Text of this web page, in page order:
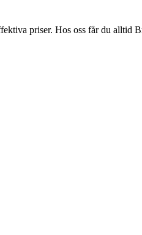
priser. Hos oss får du